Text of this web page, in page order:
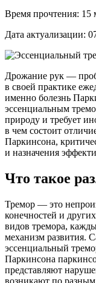
Время прочтения: 15
Дата актуализации:
Дрожание рук —
в своей практике
именно болезнь
эссенциальным
природу и требует
в чем состоит
Паркинсона,
и назначения
Что такое
Тремор — это
конечностей и
видов тремора,
механизм развития.
эссенциальный
Паркинсона
представляют
возникают по